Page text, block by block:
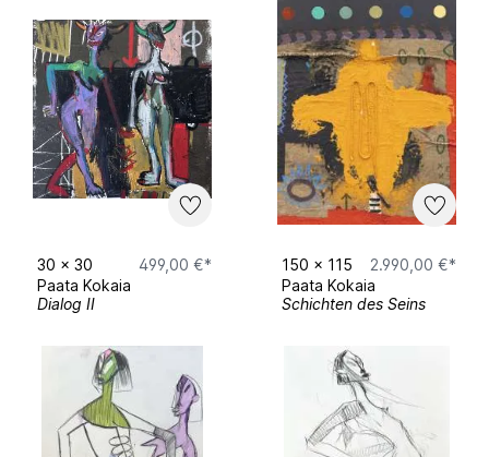
Seit 2020 bei Studierenden-Kunstmarkt
dabei.
30 x 30
499,00 €*
Paata Kokaia
Dialog II
150 x 115
2.990,00 €*
Paata Kokaia
Schichten des Seins